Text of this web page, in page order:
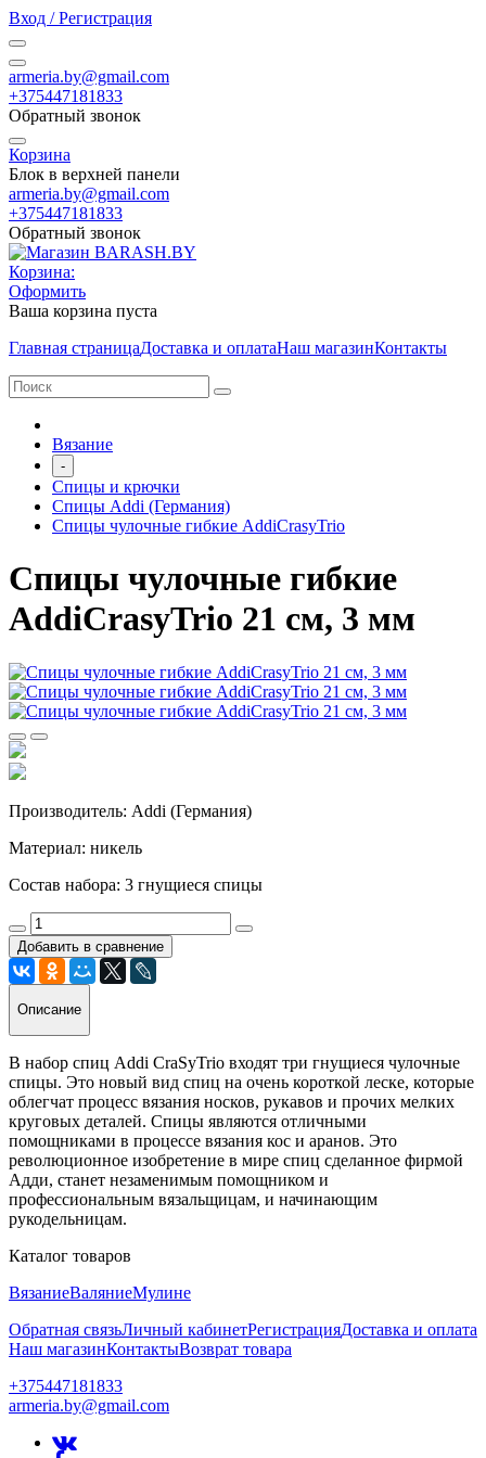
Вход / Регистрация
armeria.by@gmail.com
+375447181833
Обратный звонок
Корзина
Блок в верхней панели
armeria.by@gmail.com
+375447181833
Обратный звонок
Корзина:
Оформить
Ваша корзина пуста
Главная страницаДоставка и оплатаНаш магазинКонтакты
Вязание
-
Спицы и крючки
Спицы Addi (Германия)
Спицы чулочные гибкие AddiCrasyTrio
Спицы чулочные гибкие
AddiCrasyTrio 21 см, 3 мм
Производитель: Addi (Германия)
Материал: никель
Состав набора: 3 гнущиеся спицы
Добавить в сравнение
Описание
В набор спиц Addi CraSyTrio входят три гнущиеся чулочные
спицы. Это новый вид спиц на очень короткой леске, которые
облегчат процесс вязания носков, рукавов и прочих мелких
круговых деталей. Спицы являются отличными
помощниками в процессе вязания кос и аранов. Это
революционное изобретение в мире спиц сделанное фирмой
Адди, станет незаменимым помощником и
профессиональным вязальщицам, и начинающим
рукодельницам.
Каталог товаров
ВязаниеВаляниеМулине
Обратная связьЛичный кабинетРегистрацияДоставка и оплата
Наш магазинКонтактыВозврат товара
+375447181833
armeria.by@gmail.com